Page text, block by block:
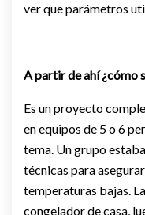
ver que parámetros
A partir de ahí ¿cómo
Es un proyecto
en equipos de 5 o 6
tema. Un grupo
técnicas para
temperaturas bajas.
congelador de casa,